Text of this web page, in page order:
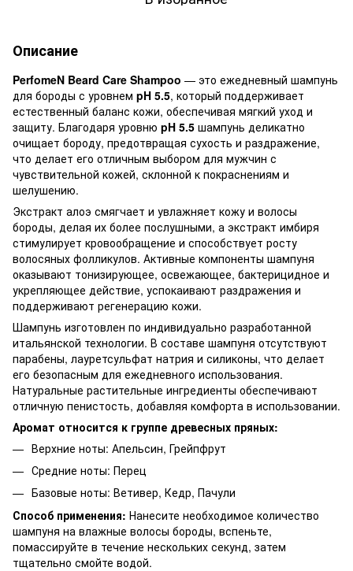
Описание
PerfomeN Beard Care Shampoo — это ежедневный шампунь
для бороды с уровнем pH 5.5, который поддерживает
естественный баланс кожи, обеспечивая мягкий уход и
защиту. Благодаря уровню pH 5.5 шампунь деликатно
очищает бороду, предотвращая сухость и раздражение,
что делает его отличным выбором для мужчин с
чувствительной кожей, склонной к покраснениям и
шелушению.
Экстракт алоэ смягчает и увлажняет кожу и волосы
бороды, делая их более послушными, а экстракт имбиря
стимулирует кровообращение и способствует росту
волосяных фолликулов. Активные компоненты шампуня
оказывают тонизирующее, освежающее, бактерицидное и
укрепляющее действие, успокаивают раздражения и
поддерживают регенерацию кожи.
Шампунь изготовлен по индивидуально разработанной
итальянской технологии. В составе шампуня отсутствуют
парабены, лауретсульфат натрия и силиконы, что делает
его безопасным для ежедневного использования.
Натуральные растительные ингредиенты обеспечивают
отличную пенистость, добавляя комфорта в использовании.
Аромат относится к группе древесных пряных:
Верхние ноты: Апельсин, Грейпфрут
Средние ноты: Перец
Базовые ноты: Ветивер, Кедр, Пачули
Способ применения: Нанесите необходимое количество
шампуня на влажные волосы бороды, вспеньте,
помассируйте в течение нескольких секунд, затем
тщательно смойте водой.